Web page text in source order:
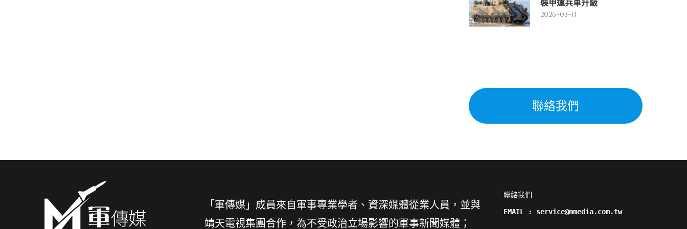
裝甲運兵車升級
2026-03-11
聯絡我們
「軍傳媒」成員來自軍事專業學者、資深媒體從業人員，並與
靖天電視集團合作，為不受政治立場影響的軍事新聞媒體；
聯絡我們
EMAIL : service@mmedia.com.tw